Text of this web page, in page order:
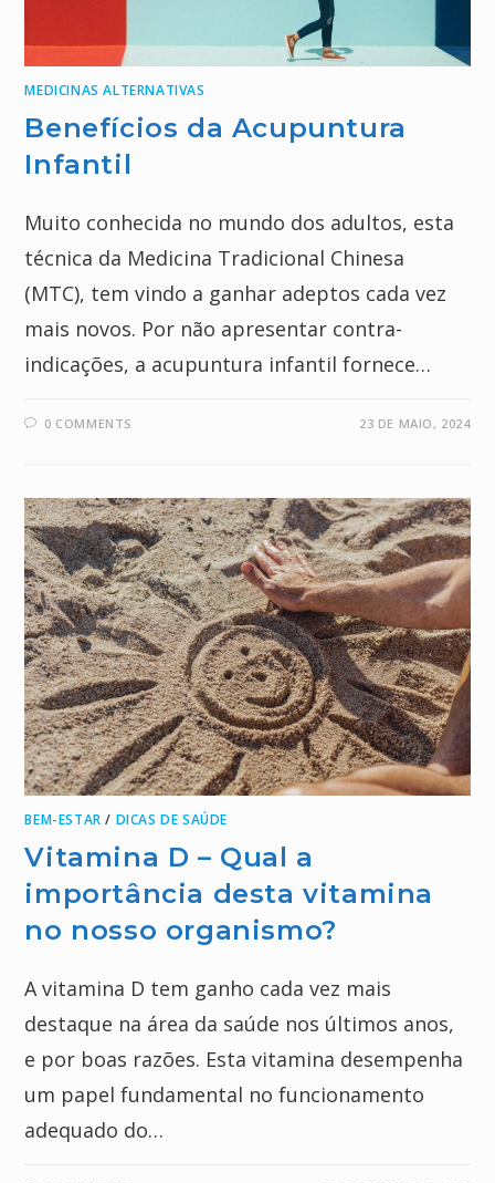
MEDICINAS ALTERNATIVAS
Benefícios da Acupuntura
Infantil
Muito conhecida no mundo dos adultos, esta
técnica da Medicina Tradicional Chinesa
(MTC), tem vindo a ganhar adeptos cada vez
mais novos. Por não apresentar contra-
indicações, a acupuntura infantil fornece…
0 COMMENTS 23 DE MAIO, 2024
BEM-ESTAR / DICAS DE SAÚDE
Vitamina D – Qual a
importância desta vitamina
no nosso organismo?
A vitamina D tem ganho cada vez mais
destaque na área da saúde nos últimos anos,
e por boas razões. Esta vitamina desempenha
um papel fundamental no funcionamento
adequado do…